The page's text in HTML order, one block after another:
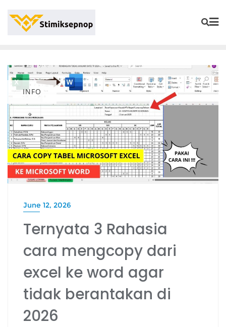
INFO
June 12, 2026
Ternyata 3 Rahasia
cara mengcopy dari
excel ke word agar
tidak berantakan di
2026